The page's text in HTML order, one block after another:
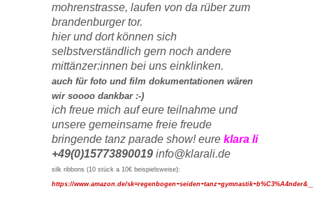
mohrenstrasse, laufen von da rüber zum
brandenburger tor.
hier und dort können sich
selbstverständlich gern noch andere
mittänzer:innen bei uns einklinken.
auch für foto und film dokumentationen wären
wir soooo dankbar :-)
ich freue mich auf eure teilnahme und
unsere gemeinsame freie freude
bringende tanz parade show! eure klara li
+49(0)15773890019 info@klarali.de
silk ribbons (10 stück a 10€ beispielsweise):
https://www.amazon.de/